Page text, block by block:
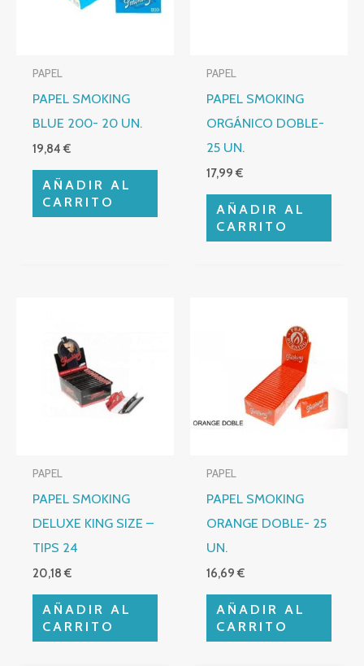
PAPEL
PAPEL SMOKING
BLUE 200- 20 UN.
19,84€
AÑADIR AL
CARRITO
PAPEL
PAPEL SMOKING
ORGÁNICO DOBLE-
25 UN.
17,99€
AÑADIR AL
CARRITO
PAPEL
PAPEL SMOKING
DELUXE KING SIZE –
TIPS 24
20,18€
AÑADIR AL
CARRITO
PAPEL
PAPEL SMOKING
ORANGE DOBLE- 25
UN.
16,69€
AÑADIR AL
CARRITO